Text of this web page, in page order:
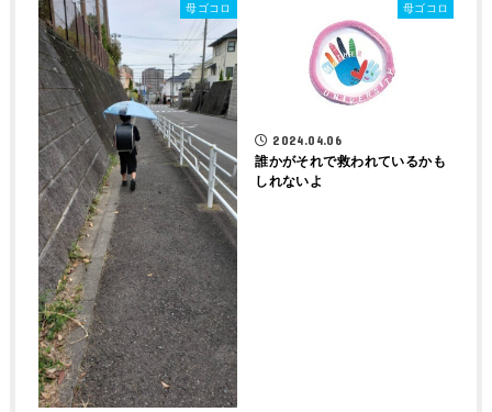
母ゴコロ 母ゴコロ
2024.04.06
誰かがそれで救われているかも
しれないよ